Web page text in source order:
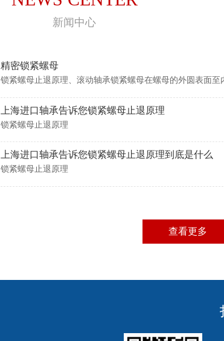
新闻中心
精密锁紧螺母
锁紧螺母止退原理、滚动轴承锁紧螺母在螺母的外圆表面
销
上海进口轴承告诉您锁紧螺母止退原理
锁紧螺母止退原理
上海进口轴承告诉您锁紧螺母止退原理到底是什么
锁紧螺母止退原理
查看更多